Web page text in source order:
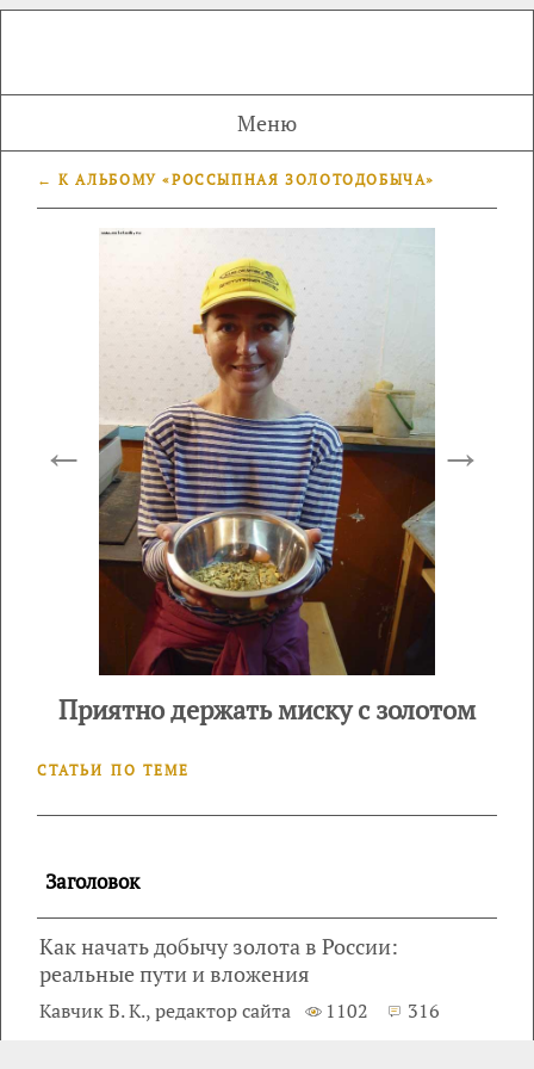
Меню
← К АЛЬБОМУ «РОССЫПНАЯ ЗОЛОТОДОБЫЧА»
← →
Приятно держать миску с золотом
СТАТЬИ ПО ТЕМЕ
Заголовок
Как начать добычу золота в России:
реальные пути и вложения
Кавчик Б. К., редактор сайта 1102 316